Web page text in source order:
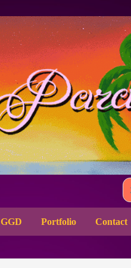
GGD Portfolio Contact